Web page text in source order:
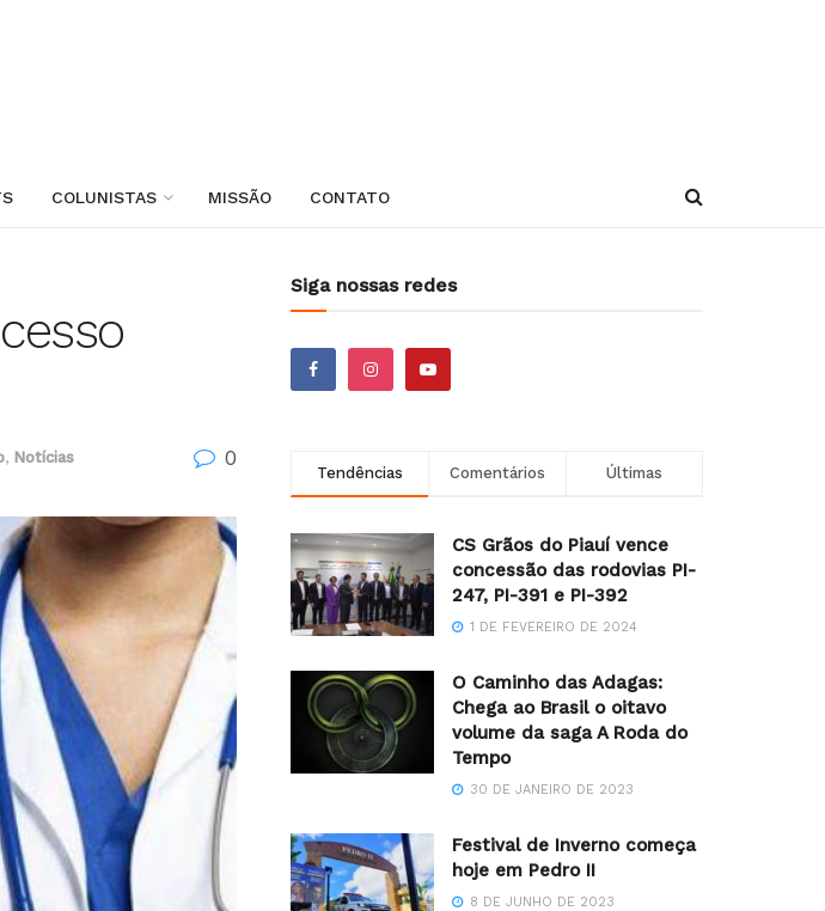
COLUNISTAS MISSÃO CONTATO
, Notícias 0
Siga nossas redes
Tendências Comentários Últimas
CS Grãos do Piauí vence
concessão das rodovias PI-
247, PI-391 e PI-392
1 DE FEVEREIRO DE 2024
O Caminho das Adagas:
Chega ao Brasil o oitavo
volume da saga A Roda do
Tempo
30 DE JANEIRO DE 2023
Festival de Inverno começa
hoje em Pedro II
8 DE JUNHO DE 2023